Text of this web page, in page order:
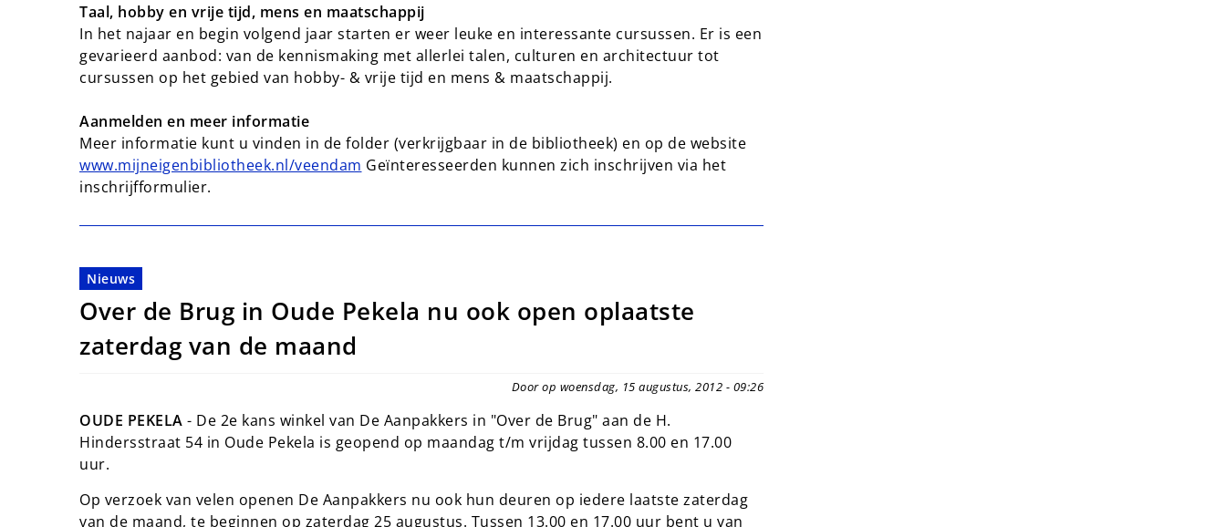
Taal, hobby en vrije tijd, mens en maatschappij
In het najaar en begin volgend jaar starten er weer leuke en interessante cursussen. Er is een
gevarieerd aanbod: van de kennismaking met allerlei talen, culturen en architectuur tot
cursussen op het gebied van hobby- & vrije tijd en mens & maatschappij.
Aanmelden en meer informatie
Meer informatie kunt u vinden in de folder (verkrijgbaar in de bibliotheek) en op de website
www.mijneigenbibliotheek.nl/veendam Geïnteresseerden kunnen zich inschrijven via het
inschrijfformulier.
Nieuws
Over de Brug in Oude Pekela nu ook open oplaatste
zaterdag van de maand
Door op woensdag, 15 augustus, 2012 - 09:26
OUDE PEKELA - De 2e kans winkel van De Aanpakkers in "Over de Brug" aan de H.
Hindersstraat 54 in Oude Pekela is geopend op maandag t/m vrijdag tussen 8.00 en 17.00
uur.
Op verzoek van velen openen De Aanpakkers nu ook hun deuren op iedere laatste zaterdag
van de maand, te beginnen op zaterdag 25 augustus. Tussen 13.00 en 17.00 uur bent u van